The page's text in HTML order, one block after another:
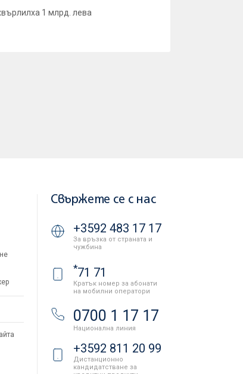
1 млрд. лева
Свържете се с нас
+3592 483 17 17
За връзка от страната и
чужбина
*71 71
Кратък номер за абонати
на мобилни оператори
0700 1 17 17
Национална линия
+3592 811 20 99
Дистанционно
кандидатстване за